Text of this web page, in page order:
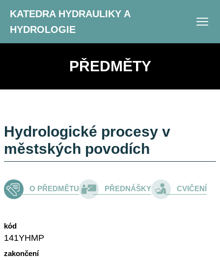
KATEDRA HYDRAULIKY A
HYDROLOGIE
PŘEDMĚTY
Hydrologické procesy v
městských povodích
O PŘEDMĚTU PŘEDNÁŠKY CVIČENÍ
kód
141YHMP
zakončení